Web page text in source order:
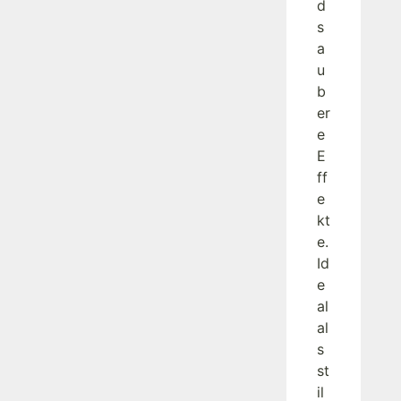
d
s
a
u
b
er
e
E
ff
e
kt
e.
Id
e
al
al
s
st
il